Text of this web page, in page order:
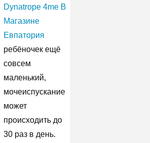
Dynatrope 4me В
Магазине
Евпатория
ребёночек ещё
совсем
маленький,
мочеиспускание
может
происходить до
30 раз в день.